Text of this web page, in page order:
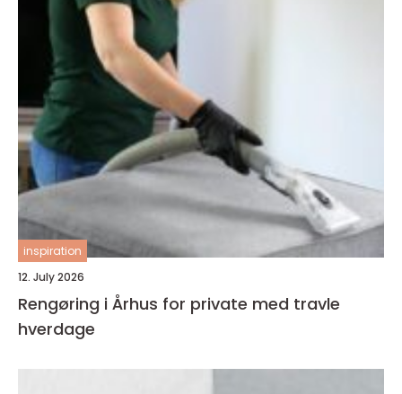
inspiration
12. July 2026
Rengøring i Århus for private med travle
hverdage